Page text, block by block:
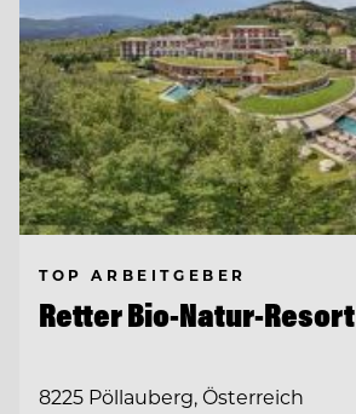
TOP ARBEITGEBER
Retter Bio-Natur-Resort
8225 Pöllauberg, Österreich